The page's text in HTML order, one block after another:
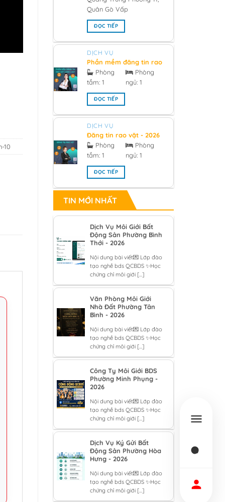
Quân Gò Vấp
ĐỌC TIẾP
DỊCH VỤ
Phần mềm đăng tin rao
vặt hàng loạt 2026
Phòng
tắm:1
Phòng
ngủ: 1
ĐỌC TIẾP
DỊCH VỤ
Đăng tin rao vặt - 2026
Phòng
tắm:1
Phòng
ngủ: 1
ĐỌC TIẾP
TIN MỚI NHẤT
Dịch Vụ Môi Giới Bất
Động Sản Phường Bình
Thới - 2026
Nội dung bài viết💌 Lớp đào
tạo nghề bds QCBDS ✨Học
chứng chỉ môi giới [...]
Văn Phòng Môi Giới
Nhà Đất Phường Tân
Bình - 2026
Nội dung bài viết💌 Lớp đào
tạo nghề bds QCBDS ✨Học
chứng chỉ môi giới [...]
Công Ty Môi Giới BDS
Phường Minh Phụng -
2026
Nội dung bài viết💌 Lớp đào
tạo nghề bds QCBDS ✨Học
chứng chỉ môi giới [...]
Dịch Vụ Ký Gửi Bất
Động Sản Phường Hòa
Hưng - 2026
Nội dung bài viết💌 Lớp đào
tạo nghề bds QCBDS ✨Học
chứng chỉ môi giới [...]
10